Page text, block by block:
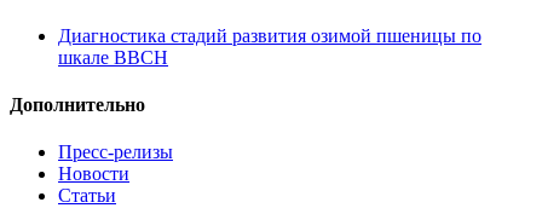
Диагностика стадий развития озимой пшеницы по
шкале ВВСН
Дополнительно
Пресс-релизы
Новости
Статьи